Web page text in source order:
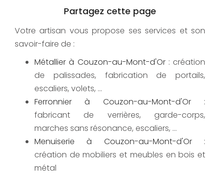
Votre artisan vous propose ses services et son
savoir-faire de :
Métallier à Couzon-au-Mont-d'Or: création
de palissades, fabrication de portails,
escaliers, volets, ...
Ferronnier à Couzon-au-Mont-d'Or:
fabricant de verrières, garde-corps,
marches sans résonance, escaliers, ...
Menuiserie à Couzon-au-Mont-d'Or:
création de mobiliers et meubles en bois et
métal